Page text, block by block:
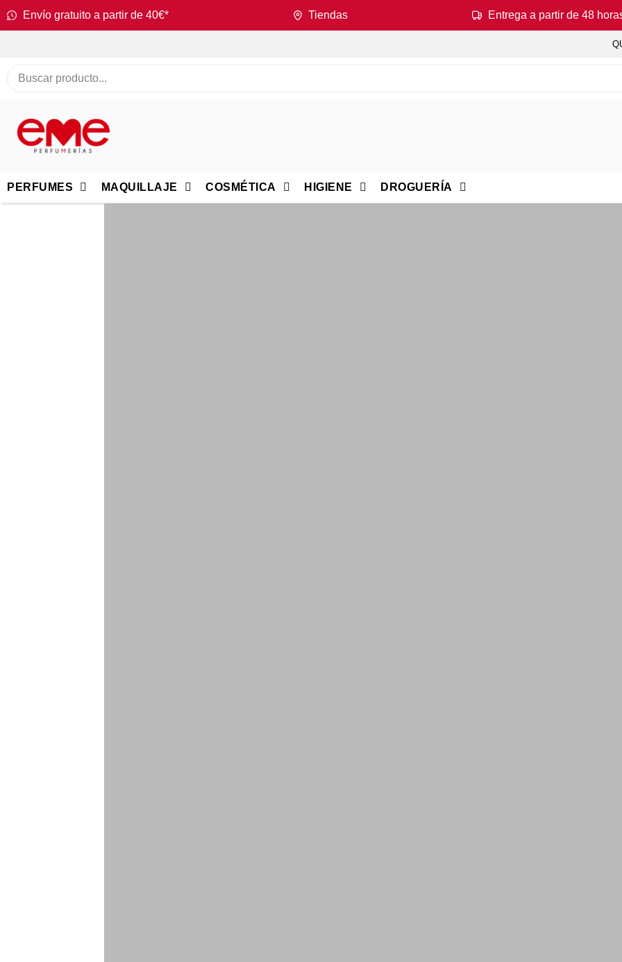
Envío gratuito a partir de 40€* Tiendas Entrega a partir de 48
PERFUMES MAQUILLAJE COSMÉTICA HIGIENE DROGUERÍA